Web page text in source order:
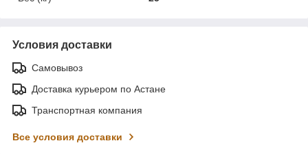
Условия доставки
Самовывоз
Доставка курьером по Астане
Транспортная компания
Все условия доставки